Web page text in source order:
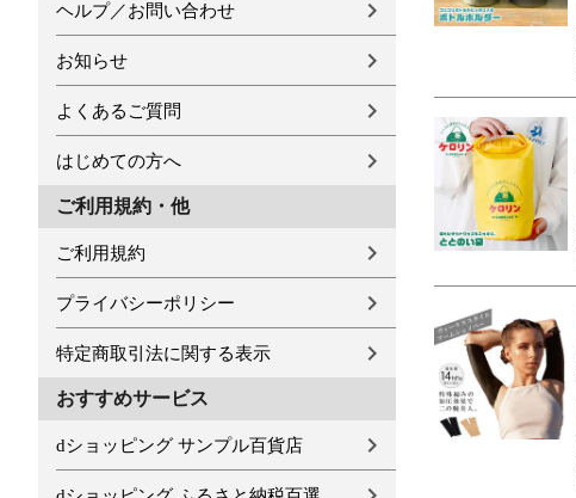
ヘルプ／お問い合わせ
お知らせ
よくあるご質問
はじめての方へ
ご利用規約・他
ご利用規約
プライバシーポリシー
特定商取引法に関する表示
おすすめサービス
dショッピング サンプル百貨店